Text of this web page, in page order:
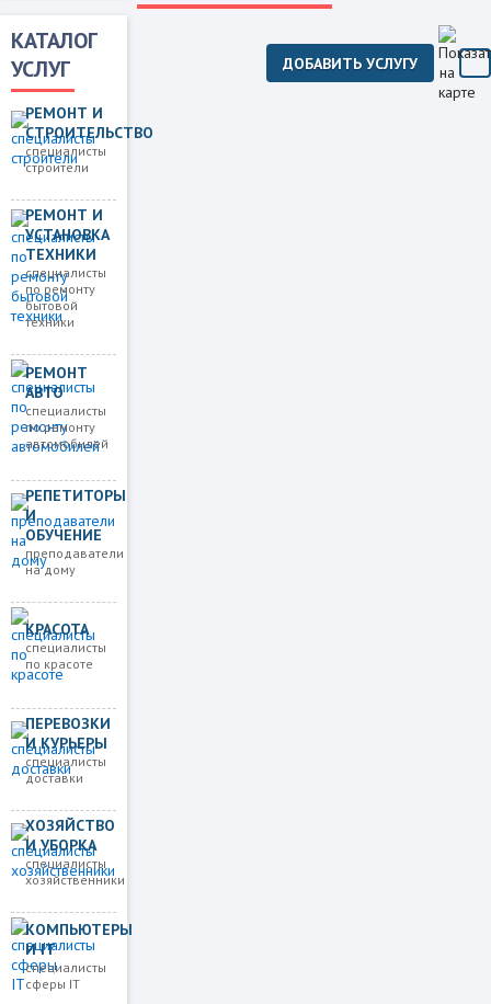
КАТАЛОГ
УСЛУГ
РЕМОНТ И
СТРОИТЕЛЬСТВО
специалисты
строители
РЕМОНТ И
УСТАНОВКА
ТЕХНИКИ
специалисты
по ремонту
бытовой
техники
РЕМОНТ
АВТО
специалисты
по ремонту
автомобилей
РЕПЕТИТОРЫ
И
ОБУЧЕНИЕ
преподаватели
на дому
КРАСОТА
специалисты
по красоте
ПЕРЕВОЗКИ
И КУРЬЕРЫ
специалисты
доставки
ХОЗЯЙСТВО
И УБОРКА
специалисты
хозяйственники
КОМПЬЮТЕРЫ
И IT
специалисты
сферы IT
ДОБАВИТЬ УСЛУГУ